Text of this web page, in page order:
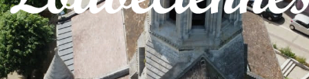
Visiter la page accueil du site de Louveciennes